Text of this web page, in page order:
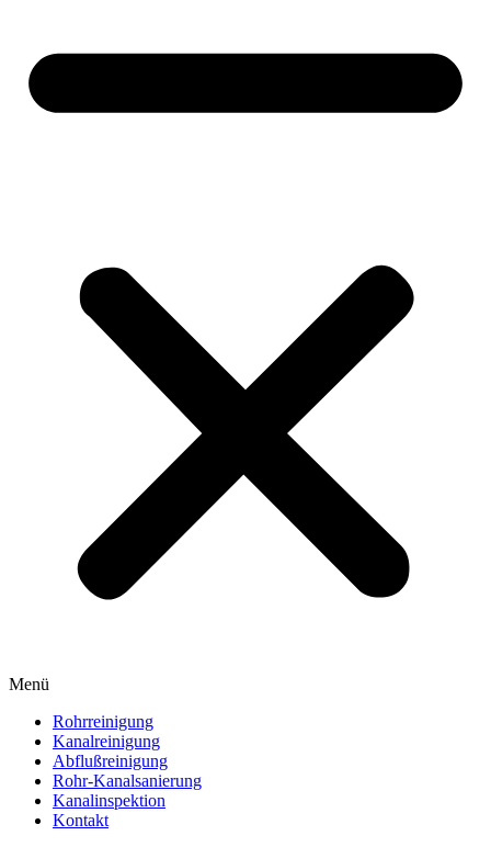
Menü
Rohrreinigung
Kanalreinigung
Abflußreinigung
Rohr-Kanalsanierung
Kanalinspektion
Kontakt